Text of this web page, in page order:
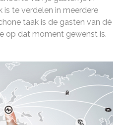
is te verdelen in meerdere
taak is de gasten van dé
op dat moment gewenst is.